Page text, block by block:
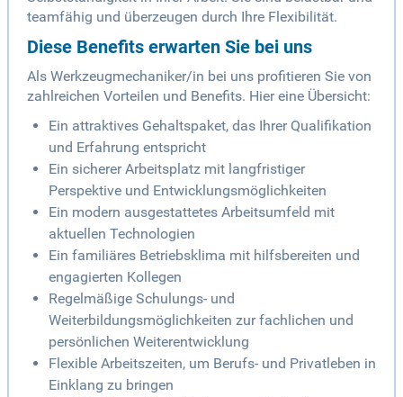
teamfähig und überzeugen durch Ihre Flexibilität.
Diese Benefits erwarten Sie bei uns
Als Werkzeugmechaniker/in bei uns profitieren Sie von
zahlreichen Vorteilen und Benefits. Hier eine Übersicht:
Ein attraktives Gehaltspaket, das Ihrer Qualifikation
und Erfahrung entspricht
Ein sicherer Arbeitsplatz mit langfristiger
Perspektive und Entwicklungsmöglichkeiten
Ein modern ausgestattetes Arbeitsumfeld mit
aktuellen Technologien
Ein familiäres Betriebsklima mit hilfsbereiten und
engagierten Kollegen
Regelmäßige Schulungs- und
Weiterbildungsmöglichkeiten zur fachlichen und
persönlichen Weiterentwicklung
Flexible Arbeitszeiten, um Berufs- und Privatleben in
Einklang zu bringen